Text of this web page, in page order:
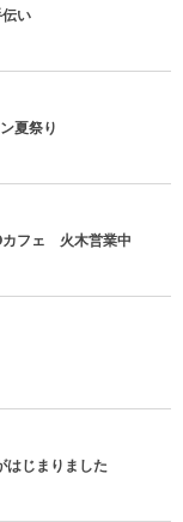
い
夏祭り
フェ 火木営業中
はじまりました